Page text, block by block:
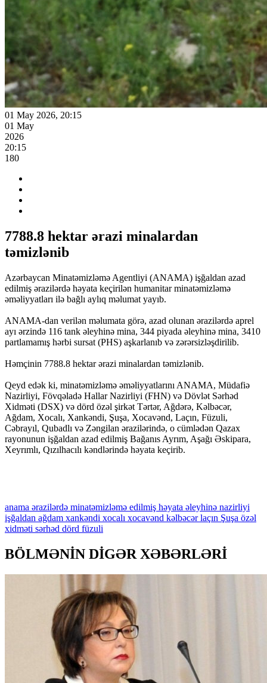
01 May 2026, 20:15
01 May
2026
20:15
180
7788.8 hektar ərazi minalardan
təmizlənib
Azərbaycan Minatəmizləmə Agentliyi (ANAMA) işğaldan azad
edilmiş ərazilərdə həyata keçirilən humanitar minatəmizləmə
əməliyyatları ilə bağlı aylıq məlumat yayıb.
ANAMA-dan verilən məlumata görə, azad olunan ərazilərdə aprel
ayı ərzində 116 tank əleyhinə mina, 344 piyada əleyhinə mina, 3410
partlamamış hərbi sursat (PHS) aşkarlanıb və zərərsizləşdirilib.
Həmçinin 7788.8 hektar ərazi minalardan təmizlənib.
Qeyd edək ki, minatəmizləmə əməliyyatlarını ANAMA, Müdafiə
Nazirliyi, Fövqəladə Hallar Nazirliyi (FHN) və Dövlət Sərhəd
Xidməti (DSX) və dörd özəl şirkət Tərtər, Ağdərə, Kəlbəcər,
Ağdam, Xocalı, Xankəndi, Şuşa, Xocavənd, Laçın, Füzuli,
Cəbrayıl, Qubadlı və Zəngilan ərazilərində, o cümlədən Qazax
rayonunun işğaldan azad edilmiş Bağanıs Ayrım, Aşağı Əskipara,
Xeyrımlı, Qızılhacılı kəndlərində həyata keçirib.
anama ərazilərdə minatəmizləmə edilmiş həyata əleyhinə nazirliyi
işğaldan ağdam xankəndi xocalı xocavənd kəlbəcərlaçın Şuşa özəl
xidməti sərhəd dörd füzuli
BÖLMƏNİN DİGƏR XƏBƏRLƏRİ